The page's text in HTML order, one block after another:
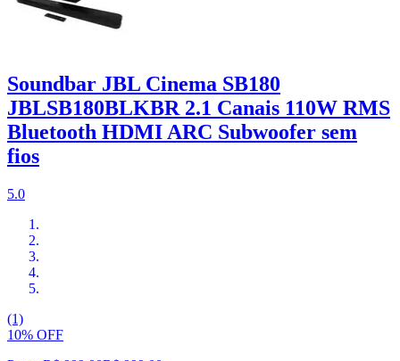
Soundbar JBL Cinema SB180
JBLSB180BLKBR 2.1 Canais 110W RMS
Bluetooth HDMI ARC Subwoofer sem
fios
5.0
(1)
10% OFF